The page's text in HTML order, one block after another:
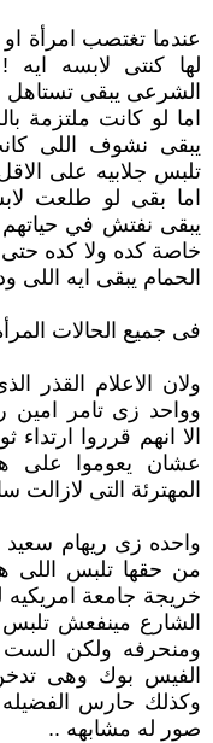
عندما تغتصب امرأة
لها كنتى لابسه
الشرعى يبقى تستاهل
اما لو كانت ملتزمة
يبقى نشوف اللى
تلبس جلابيه على
اما بقى لو طلعت
يبقى نفتش في
خاصة كده ولا كده
الحمام يبقى ايه اللى
فى جميع الحالات
ولان الاعلام القذر
وواحد زى تامر امين
الا انهم قرروا
عشان يعوموا على
المهترئة التى
واحده زى ريهام
من حقها تلبس اللى
خريجة جامعة امريكيه
الشارع مينفعش
ومنحرفه ولكن الست
الفيس بوك وهى
وكذلك حارس الفضيله
صور له مشابهه ..